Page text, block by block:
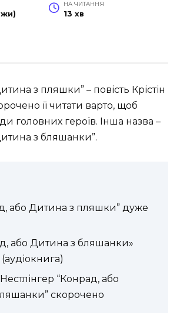
НА ЧИТАННЯ
13 хв
з пляшки” – повість Крістін
її читати варто, щоб
головних героїв. Інша назва –
з бляшанки”.
або Дитина з пляшки” дуже
або Дитина з бляшанки»
Нестлінгер “Конрад, або
скорочено